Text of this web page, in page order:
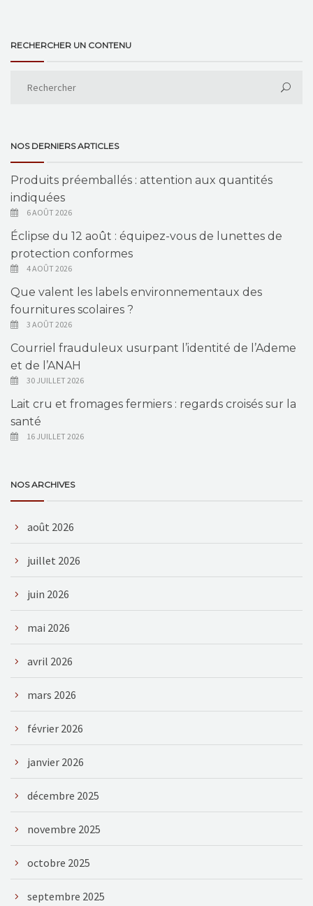
RECHERCHER UN CONTENU
NOS DERNIERS ARTICLES
Produits préemballés : attention aux quantités
indiquées
6 AOÛT 2026
Éclipse du 12 août : équipez-vous de lunettes de
protection conformes
4 AOÛT 2026
Que valent les labels environnementaux des
fournitures scolaires ?
3 AOÛT 2026
Courriel frauduleux usurpant l’identité de l’Ademe
et de l’ANAH
30 JUILLET 2026
Lait cru et fromages fermiers : regards croisés sur la
santé
16 JUILLET 2026
NOS ARCHIVES
août 2026
juillet 2026
juin 2026
mai 2026
avril 2026
mars 2026
février 2026
janvier 2026
décembre 2025
novembre 2025
octobre 2025
septembre 2025